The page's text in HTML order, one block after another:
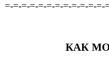
=-=-=-=-=-=-=-=-=-=-=-=-
КАК